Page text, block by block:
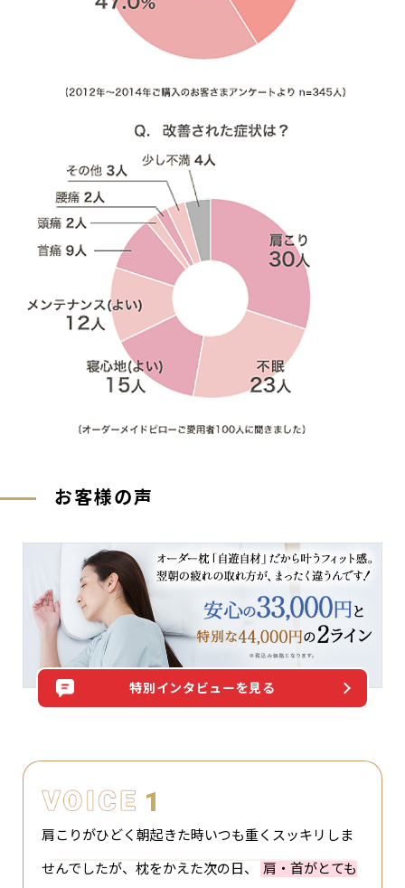
お客様の声
特別インタビューを見る
1
肩こりがひどく朝起きた時いつも重くスッキリしま
せんでしたが、枕をかえた次の日、 肩・首がとても